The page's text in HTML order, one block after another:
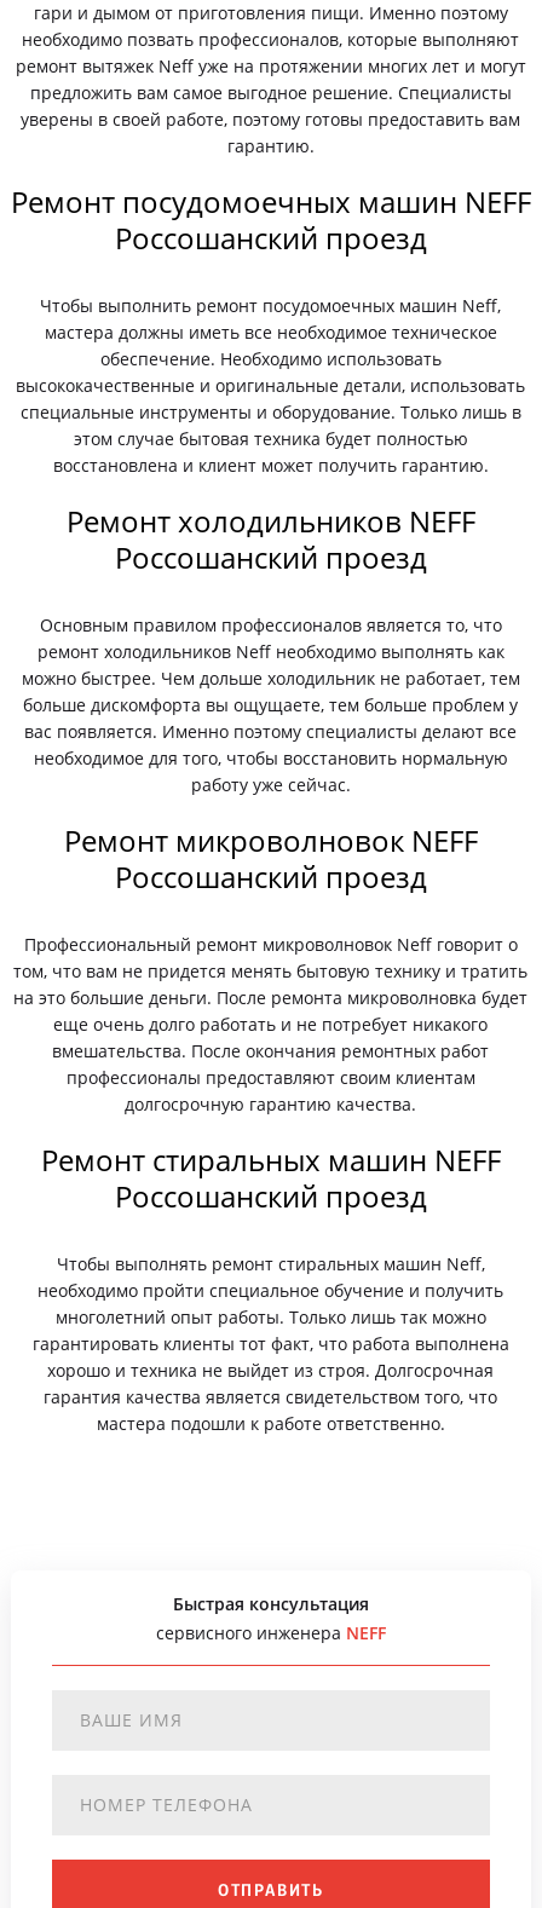
гари и дымом от приготовления пищи. Именно поэтому
необходимо позвать профессионалов, которые выполняют
ремонт вытяжек Neff уже на протяжении многих лет и могут
предложить вам самое выгодное решение. Специалисты
уверены в своей работе, поэтому готовы предоставить вам
гарантию.
Ремонт посудомоечных машин NEFF
Россошанский проезд
Чтобы выполнить ремонт посудомоечных машин Neff,
мастера должны иметь все необходимое техническое
обеспечение. Необходимо использовать
высококачественные и оригинальные детали, использовать
специальные инструменты и оборудование. Только лишь в
этом случае бытовая техника будет полностью
восстановлена и клиент может получить гарантию.
Ремонт холодильников NEFF
Россошанский проезд
Основным правилом профессионалов является то, что
ремонт холодильников Neff необходимо выполнять как
можно быстрее. Чем дольше холодильник не работает, тем
больше дискомфорта вы ощущаете, тем больше проблем у
вас появляется. Именно поэтому специалисты делают все
необходимое для того, чтобы восстановить нормальную
работу уже сейчас.
Ремонт микроволновок NEFF
Россошанский проезд
Профессиональный ремонт микроволновок Neff говорит о
том, что вам не придется менять бытовую технику и тратить
на это большие деньги. После ремонта микроволновка будет
еще очень долго работать и не потребует никакого
вмешательства. После окончания ремонтных работ
профессионалы предоставляют своим клиентам
долгосрочную гарантию качества.
Ремонт стиральных машин NEFF
Россошанский проезд
Чтобы выполнять ремонт стиральных машин Neff,
необходимо пройти специальное обучение и получить
многолетний опыт работы. Только лишь так можно
гарантировать клиенты тот факт, что работа выполнена
хорошо и техника не выйдет из строя. Долгосрочная
гарантия качества является свидетельством того, что
мастера подошли к работе ответственно.
Быстрая консультация
сервисного инженера NEFF
ОТПРАВИТЬ